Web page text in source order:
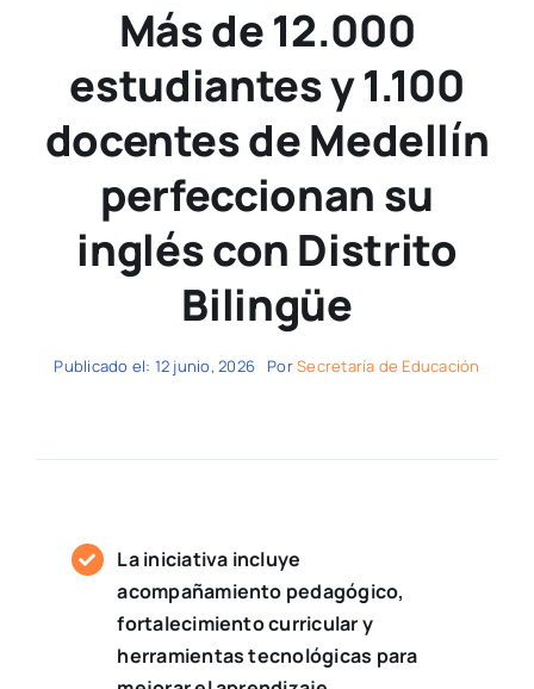
Más de 12.000
estudiantes y 1.100
docentes de Medellín
perfeccionan su
inglés con Distrito
Bilingüe
Publicado el: 12 junio, 2026 PorSecretaría de Educación
La iniciativa incluye
acompañamiento pedagógico,
fortalecimiento curricular y
herramientas tecnológicas para